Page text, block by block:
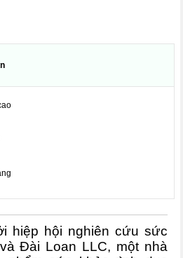
hiệp hội nghiên cứu sức
Đài Loan LLC, một nhà